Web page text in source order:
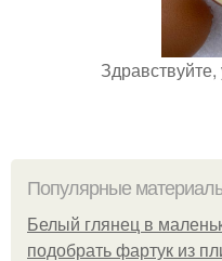
Популярные
Белый глянец в
подобрать фартук из